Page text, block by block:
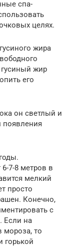
спа-
целях.
жира
жир
его
он светлый и
появления
7-8 метров в
мелкий
просто
Конечно,
с
Если на
мороза, то
горькой